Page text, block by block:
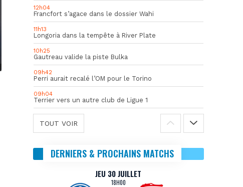
12h04
Francfort s’agace dans le dossier Wahi
11h13
Longoria dans la tempête à River Plate
10h25
Gautreau valide la piste Bulka
09h42
Perri aurait recalé l’OM pour le Torino
09h04
Terrier vers un autre club de Ligue 1
TOUT VOIR
DERNIERS & PROCHAINS MATCHS
JEU 30 JUILLET
18H00